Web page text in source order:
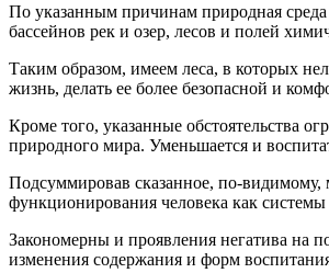
По указанным причинам природная среда
бассейнов рек и озер, лесов и полей
Таким образом, имеем леса, в которых
жизнь, делать ее более безопасной и
Кроме того, указанные обстоятельства
природного мира. Уменьшается и
Подсуммировав сказанное, по-видимому,
функционирования человека как
Закономерны и проявления негатива на
изменения содержания и форм